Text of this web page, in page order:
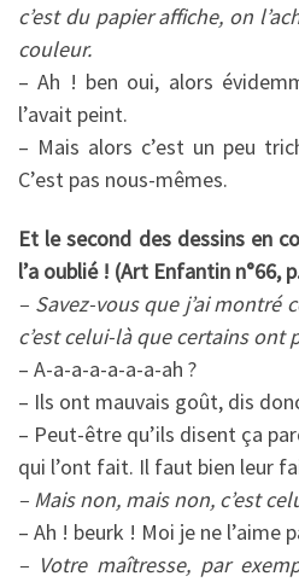
c’est du papier affiche, on
couleur.
– Ah ! ben oui, alors
l’avait peint.
– Mais alors c’est un peu
C’est pas nous-mêmes.
Et le second des dessins en
l’a oublié ! (Art Enfantin n°66,
– Savez-vous que j’ai montré
c’est celui-là que certains ont
– A-a-a-a-a-a-a-ah ?
– Ils ont mauvais goût, dis
– Peut-être qu’ils disent ça
qui l’ont fait. Il faut bien leur
– Mais non, mais non, c’est
– Ah ! beurk ! Moi je ne l’aime
– Votre maîtresse, par